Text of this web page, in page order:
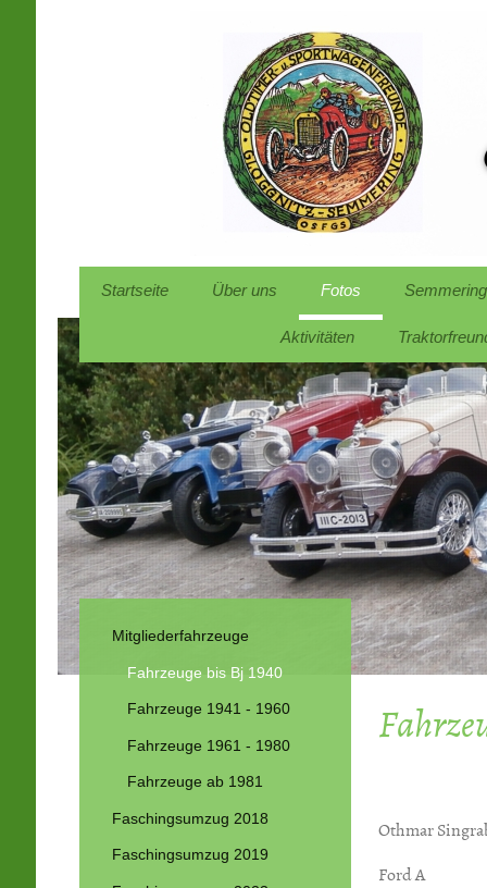
Startseite Über uns Fotos
Aktivitäten
Othmar
Ford A
Mitgliederfahrzeuge
Fahrzeuge bis Bj 1940
Fahrzeuge 1941 - 1960
Fahrzeuge 1961 - 1980
Fahrzeuge ab 1981
Faschingsumzug 2018
Faschingsumzug 2019